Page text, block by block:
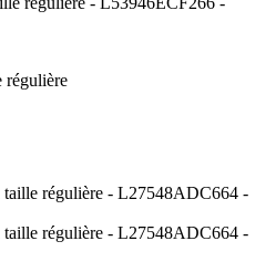
régulière